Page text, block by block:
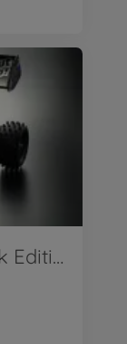
Tamiya 1:10 Egress Black Edition